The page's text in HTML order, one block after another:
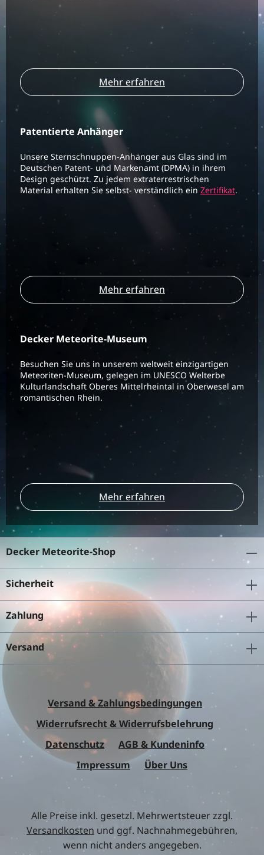
Mehr erfahren
Patentierte Anhänger
Unsere Sternschnuppen-Anhänger aus Glas sind im
Deutschen Patent- und Markenamt (DPMA) in ihrem
Design geschützt. Zu jedem extraterrestrischen
Material erhalten Sie selbst- verständlich ein Zertifikat.
Mehr erfahren
Decker Meteorite-Museum
Besuchen Sie uns in unserem weltweit einzigartigen
Meteoriten-Museum, gelegen im UNESCO Welterbe
Kulturlandschaft Oberes Mittelrheintal in Oberwesel am
romantischen Rhein.
Mehr erfahren
Decker Meteorite-Shop
Sicherheit
Zahlung
Versand
Versand & Zahlungsbedingungen
Widerrufsrecht & Widerrufsbelehrung
Datenschutz
AGB & Kundeninfo
Impressum
Über Uns
Alle Preise inkl. gesetzl. Mehrwertsteuer zzgl.
Versandkosten und ggf. Nachnahmegebühren,
wenn nicht anders angegeben.